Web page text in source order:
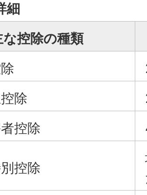
細
な控除の種類
除
控除
控除